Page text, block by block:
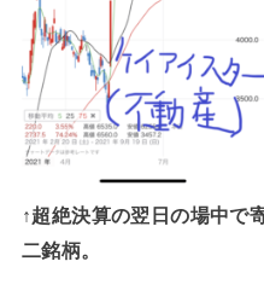
↑超絶決算の翌日の場中で
二銘柄。